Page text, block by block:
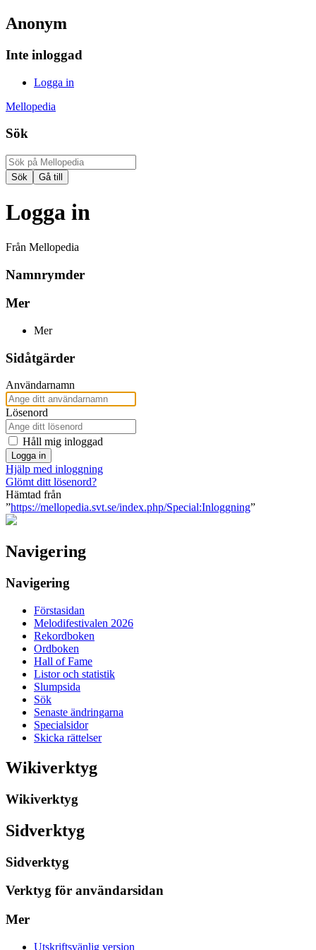
Anonym
Inte inloggad
Logga in
Mellopedia
Sök
Logga in
Från Mellopedia
Namnrymder
Mer
Mer
Sidåtgärder
Användarnamn
Lösenord
Håll mig inloggad
Logga in
Hjälp med inloggning
Glömt ditt lösenord?
Hämtad från
”https://mellopedia.svt.se/index.php/Special:Inloggning”
Navigering
Navigering
Förstasidan
Melodifestivalen 2026
Rekordboken
Ordboken
Hall of Fame
Listor och statistik
Slumpsida
Sök
Senaste ändringarna
Specialsidor
Skicka rättelser
Wikiverktyg
Wikiverktyg
Sidverktyg
Sidverktyg
Verktyg för användarsidan
Mer
Utskriftsvänlig version